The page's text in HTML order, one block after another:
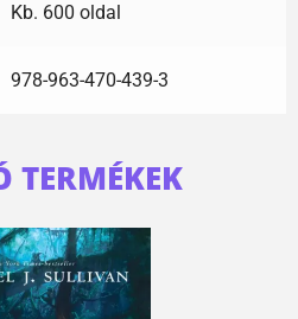
Kb. 600 oldal
978-963-470-439-3
TERMÉKEK